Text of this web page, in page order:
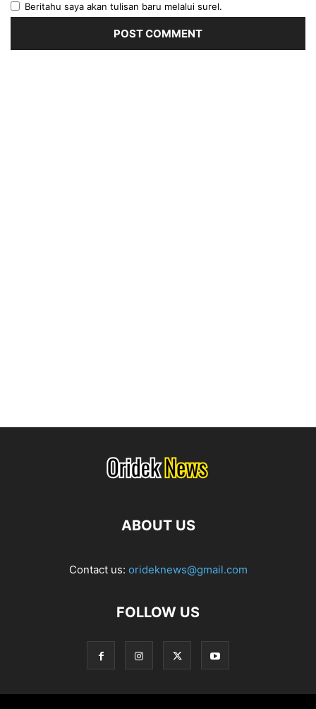
Beritahu saya akan tulisan baru melalui surel.
ABOUT US
Contact us: orideknews@gmail.com
FOLLOW US